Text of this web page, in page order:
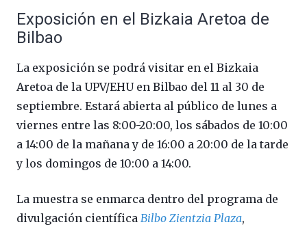
Exposición en el Bizkaia Aretoa de
Bilbao
La exposición se podrá visitar en el Bizkaia
Aretoa de la UPV/EHU en Bilbao del 11 al 30 de
septiembre. Estará abierta al público de lunes a
viernes entre las 8:00-20:00, los sábados de 10:00
a 14:00 de la mañana y de 16:00 a 20:00 de la tarde
y los domingos de 10:00 a 14:00.
La muestra se enmarca dentro del programa de
divulgación científica Bilbo Zientzia Plaza,